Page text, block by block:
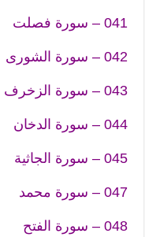
041 – سورة فصلت
042 – سورة الشورى
043 – سورة الزخرف
044 – سورة الدخان
045 – سورة الجاثية
047 – سورة محمد
048 – سورة الفتح